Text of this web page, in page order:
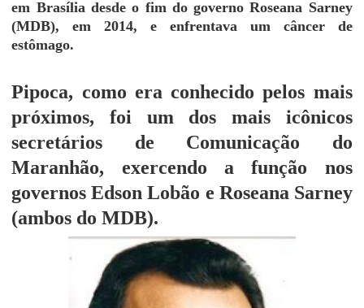
em Brasília desde o fim do governo Roseana Sarney
(MDB), em 2014, e enfrentava um câncer de
estômago.
Pipoca, como era conhecido pelos mais
próximos, foi um dos mais icônicos
secretários de Comunicação do
Maranhão, exercendo a função nos
governos Edson Lobão e Roseana Sarney
(ambos do MDB).